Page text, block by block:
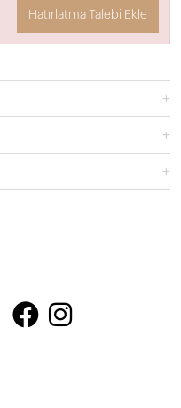
Hatırlatma Talebi Ekle